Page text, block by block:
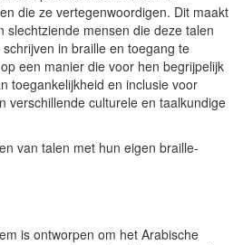
die ze vertegenwoordigen. Dit maakt
slechtziende mensen die deze talen
in braille en toegang te
een manier die voor hen begrijpelijk
toegankelijkheid en inclusie voor
verschillende culturele en taalkundige
van talen met hun eigen braille-
is ontworpen om het Arabische